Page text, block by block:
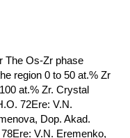
The Os-Zr phase
region 0 to 50 at.% Zr
at.% Zr. Crystal
72Ere: V.N.
Dop. Akad.
V.N. Eremenko,